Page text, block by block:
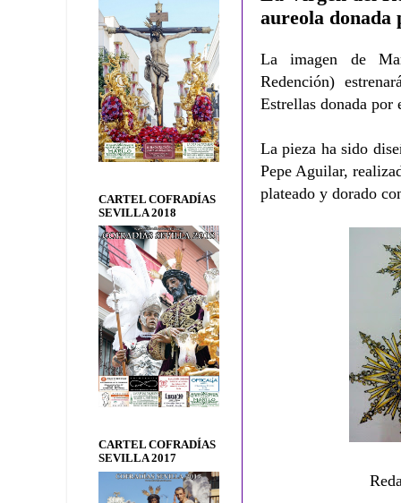
aureola donada
La imagen de
Redención)
Estrellas donada
La pieza ha sido
Pepe Aguilar,
plateado y dorado
CARTEL COFRADÍAS
SEVILLA 2018
CARTEL COFRADÍAS
SEVILLA 2017